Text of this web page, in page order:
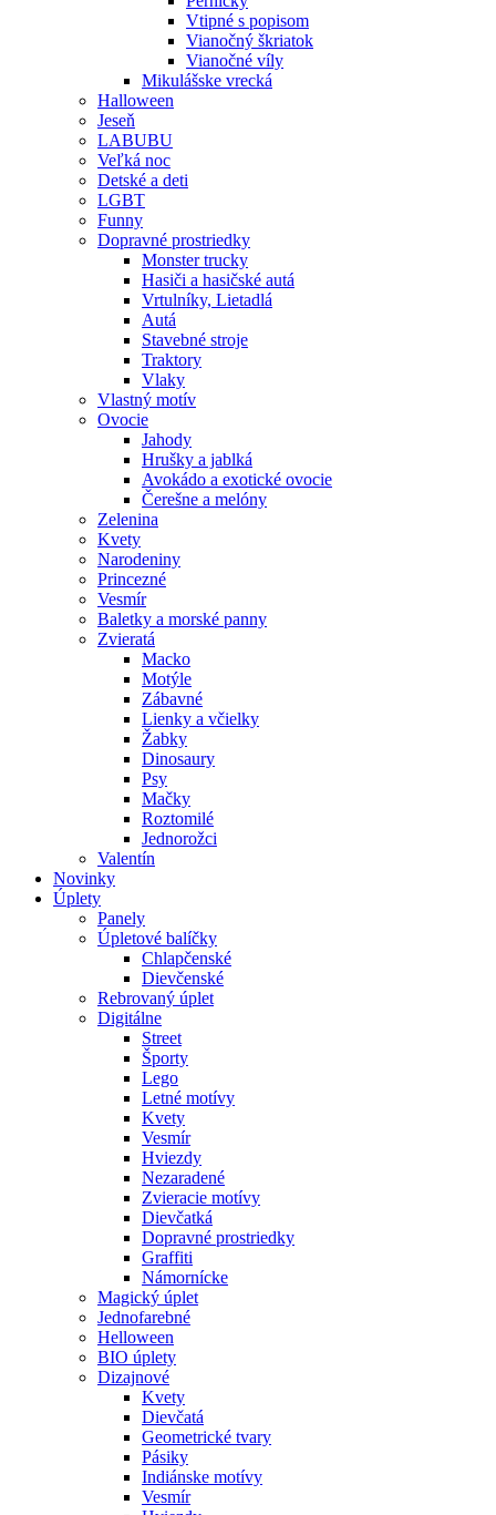
Vtipné s popisom
Vianočný škriatok
Vianočné víly
Mikulášske vrecká
Halloween
Jeseň
LABUBU
Veľká noc
Detské a deti
LGBT
Funny
Dopravné prostriedky
Monster trucky
Hasiči a hasičské autá
Vrtulníky, Lietadlá
Autá
Stavebné stroje
Traktory
Vlaky
Vlastný motív
Ovocie
Jahody
Hrušky a jablká
Avokádo a exotické ovocie
Čerešne a melóny
Zelenina
Kvety
Narodeniny
Princezné
Vesmír
Baletky a morské panny
Zvieratá
Macko
Motýle
Zábavné
Lienky a včielky
Žabky
Dinosaury
Psy
Mačky
Roztomilé
Jednorožci
Valentín
Novinky
Úplety
Panely
Úpletové balíčky
Chlapčenské
Dievčenské
Rebrovaný úplet
Digitálne
Street
Športy
Lego
Letné motívy
Kvety
Vesmír
Hviezdy
Nezaradené
Zvieracie motívy
Dievčatká
Dopravné prostriedky
Graffiti
Námornícke
Magický úplet
Jednofarebné
Helloween
BIO úplety
Dizajnové
Kvety
Dievčatá
Geometrické tvary
Pásiky
Indiánske motívy
Vesmír